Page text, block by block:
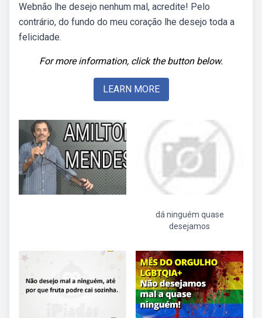
Webnão lhe desejo nenhum mal, acredite! Pelo
contrário, do fundo do meu coração lhe desejo toda a
felicidade.
For more information, click the button below.
LEARN MORE
dá ninguém quase
desejamos